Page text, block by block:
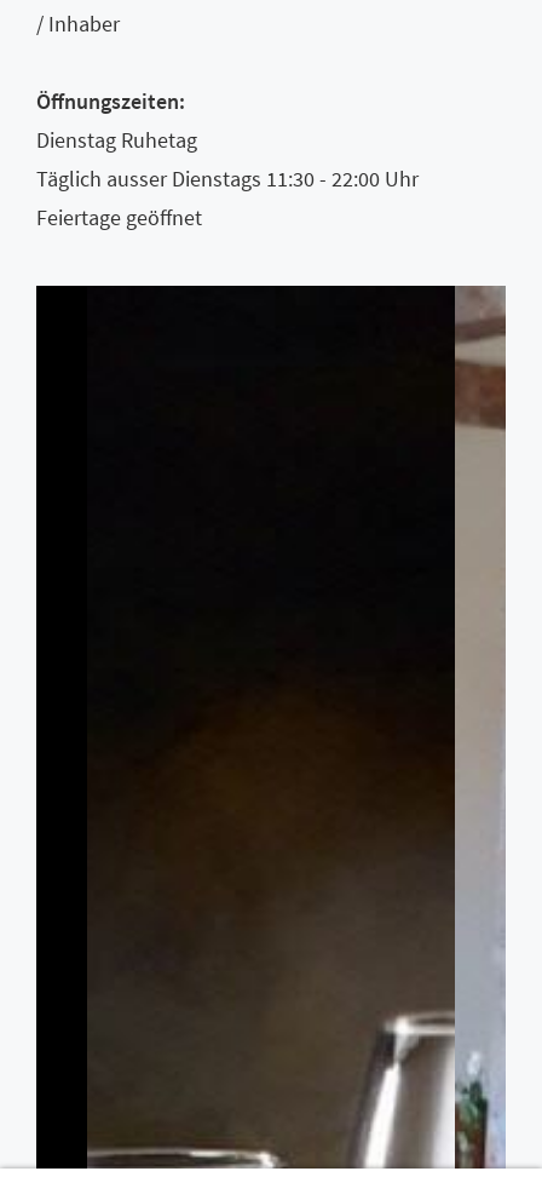
/ Inhaber
Öffnungszeiten:
Dienstag Ruhetag
Täglich ausser Dienstags 11:30 - 22:00 Uhr
Feiertage geöffnet